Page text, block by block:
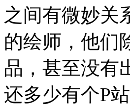
之间有微妙关
的绘师，他们
品，甚至没有
还多少有个P